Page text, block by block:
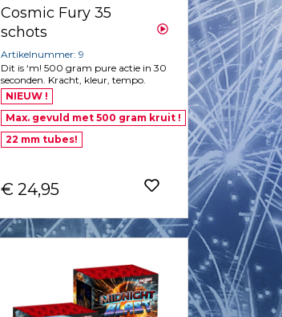
Cosmic Fury 35
schots
Artikelnummer: 9
Dit is ‘m! 500 gram pure actie in 30
seconden. Kracht, kleur, tempo.
NIEUW !
Max. gevuld met 500 gram kruit !
22 mm tubes!
€ 24,95